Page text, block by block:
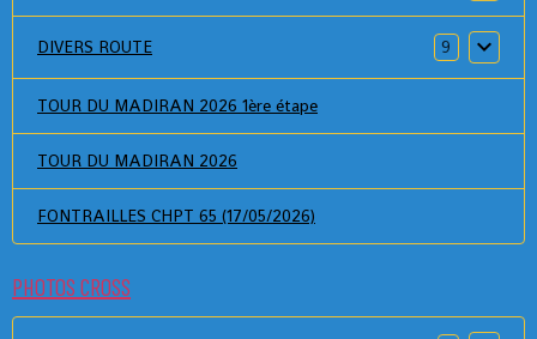
DIVERS ROUTE 9
TOUR DU MADIRAN 2026 1ère étape
TOUR DU MADIRAN 2026
FONTRAILLES CHPT 65 (17/05/2026)
PHOTOS CROSS